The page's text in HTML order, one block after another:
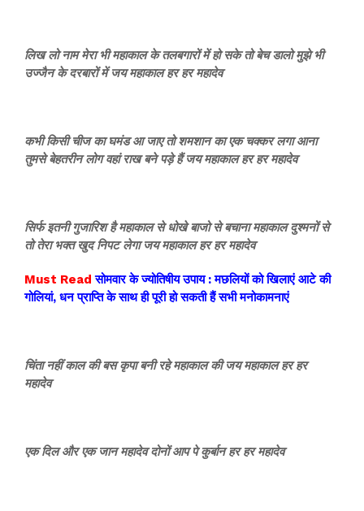
लिख लो नाम मेरा भी महाकाल के तलबगारों में हो सके तो बेच डालो मुझे भी
उज्जैन के दरबारों में जय महाकाल हर हर महादेव
कभी किसी चीज का घमंड आ जाए तो शमशान का एक चक्कर लगा आना
तुमसे बेहतरीन लोग वहां राख बने पड़े हैं जय महाकाल हर हर महादेव
सिर्फ इतनी गुजारिश है महाकाल से धोखे बाजो से बचाना महाकाल दुश्मनों से
तो तेरा भक्त खुद निपट लेगा जय महाकाल हर हर महादेव
Must Readसोमवार के ज्योतिषीय उपाय : मछलियों को खिलाएं आटे की
गोलियां, धन प्राप्ति के साथ ही पूरी हो सकती हैं सभी मनोकामनाएं
चिंता नहीं काल की बस कृपा बनी रहे महाकाल की जय महाकाल हर हर
महादेव
एक दिल और एक जान महादेव दोनों आप पे कुर्बान हर हर महादेव